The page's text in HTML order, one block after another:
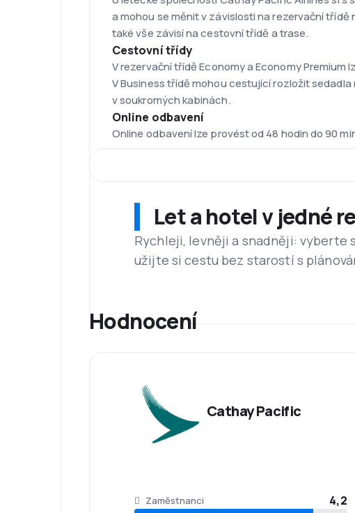
a mohou se měnit v závislosti na rezervační
také vše závisí na cestovní třídě a trase.
Cestovní třídy
V rezervační třídě Economy a Economy
V Business třídě mohou cestující rozložit
v soukromých kabinách.
Online odbavení
Online odbavení lze provést od 48 hodin do 90
Flotila Cathay Pacific je jednou z nejmladších
A330-300, A340-300, Boeing 777-300ER, 777-
Letiště Hongkong
Mezinárodní letiště Hongkong má jeden z
hospody, nákupní centra, kina, zábavní areály
Jídlo
Palubní menu v letadlech Cathay Pacific je
Na palubách letadel Cathay Pacific mají cestující
Let a hotel v jedné
Rychleji, levněji a snadněji: vyberte
užijte si cestu bez starostí s
Hodnocení
Cathay Pacific
Zaměstnanci 4,2